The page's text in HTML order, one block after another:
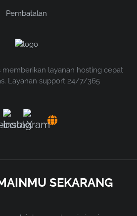
Pembatalan
memberikan layanan hosting cepat
Layanan support 24/7/365
SEKARANG